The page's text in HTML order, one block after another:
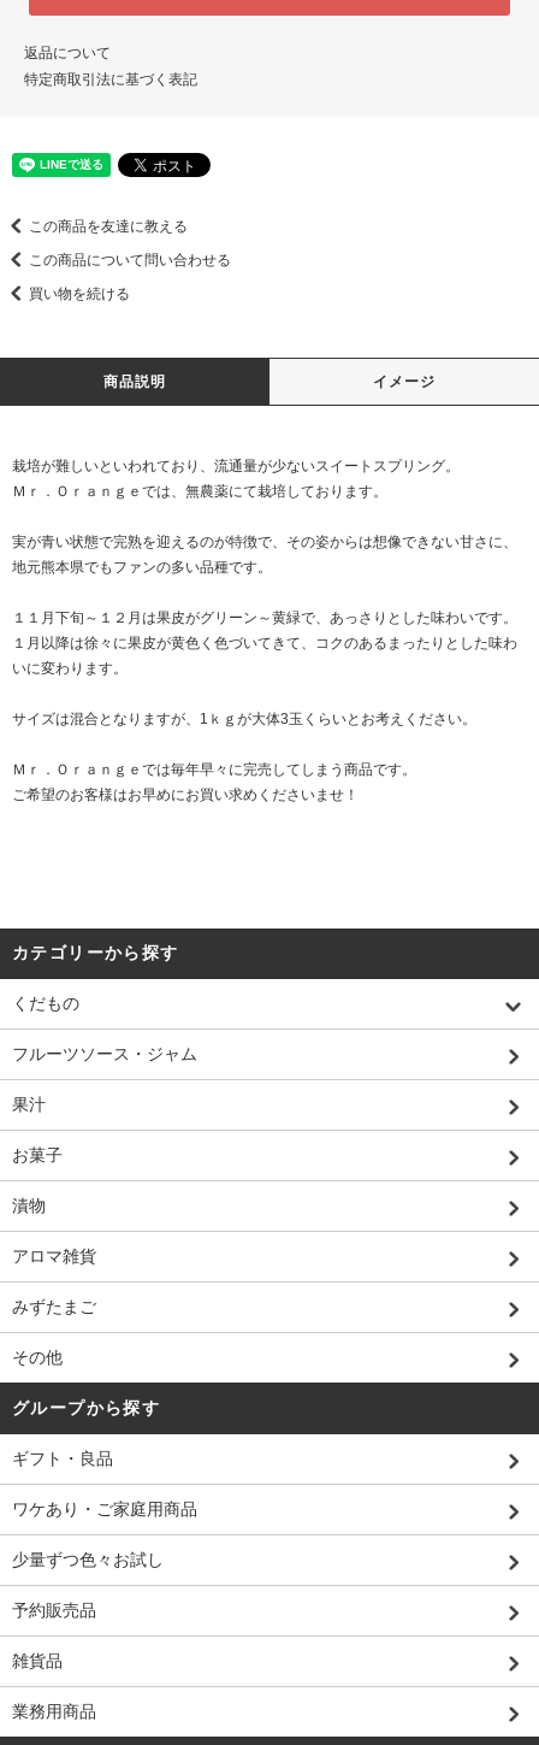
返品について
特定商取引法に基づく表記
この商品を友達に教える
この商品について問い合わせる
買い物を続ける
商品説明 イメージ
栽培が難しいといわれており、流通量が少ないスイートスプリング。
Ｍｒ．Ｏｒａｎｇｅでは、無農薬にて栽培しております。
実が青い状態で完熟を迎えるのが特徴で、その姿からは想像できない甘さに、
地元熊本県でもファンの多い品種です。
１１月下旬～１２月は果皮がグリーン～黄緑で、あっさりとした味わいです。
１月以降は徐々に果皮が黄色く色づいてきて、コクのあるまったりとした味わ
いに変わります。
サイズは混合となりますが、1ｋｇが大体3玉くらいとお考えください。
Ｍｒ．Ｏｒａｎｇｅでは毎年早々に完売してしまう商品です。
ご希望のお客様はお早めにお買い求めくださいませ！
カテゴリーから探す
くだもの
フルーツソース・ジャム
果汁
お菓子
漬物
アロマ雑貨
みずたまご
その他
グループから探す
ギフト・良品
ワケあり・ご家庭用商品
少量ずつ色々お試し
予約販売品
雑貨品
業務用商品